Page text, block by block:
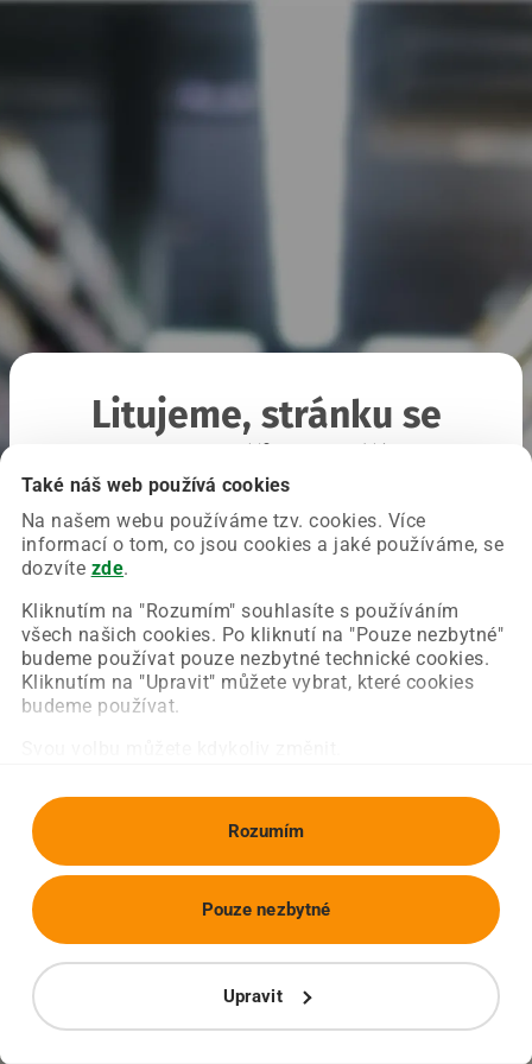
Také náš web používá cookies
Na našem webu používáme tzv. cookies. Více
informací o tom, co jsou cookies a jaké používáme, se
dozvíte zde.
Kliknutím na "Rozumím" souhlasíte s používáním
všech našich cookies. Po kliknutí na "Pouze nezbytné"
budeme používat pouze nezbytné technické cookies.
Kliknutím na "Upravit" můžete vybrat, které cookies
budeme používat.
Rozumím
Upravit
Pouze nezbytné
Litujeme, stránku se
Chyba nastala na naší straně a už ji opravujeme.
Zkuste prosím znovu načíst požadovanou stránku.
Obnovit stránku Úvodní strana